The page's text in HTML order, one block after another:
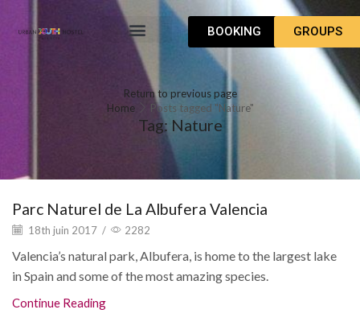
BOOKING GROUPS
Return to previous page
Home
Posts tagged "Nature"
Tag: Nature
Parc Naturel de La Albufera Valencia
18th juin 2017 / 2282
Valencia’s natural park, Albufera, is home to the largest lake
in Spain and some of the most amazing species.
Continue Reading